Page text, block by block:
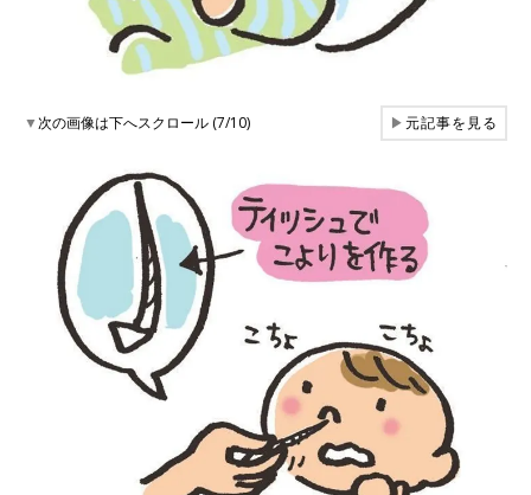
▼次の画像は下へスクロール (7/10) ▶元記事を見る